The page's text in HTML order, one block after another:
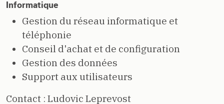
Informatique
Gestion du réseau informatique et
téléphonie
Conseil d'achat et de configuration
Gestion des données
Support aux utilisateurs
Contact : Ludovic Leprevost